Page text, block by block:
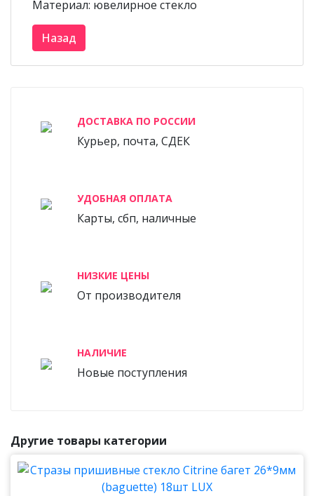
Материал: ювелирное стекло
ДОСТАВКА ПО РОССИИ
Курьер, почта, СДЕК
УДОБНАЯ ОПЛАТА
Карты, сбп, наличные
НИЗКИЕ ЦЕНЫ
От производителя
НАЛИЧИЕ
Новые поступления
Другие товары категории